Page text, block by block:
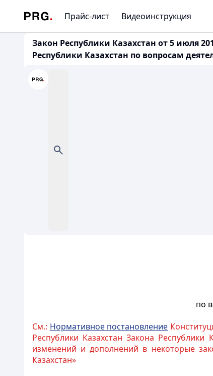
Прайс-лист Видеоинструкция
Закон Республики Казахстан от 5 июля
Республики Казахстан по вопросам
по
См.: Нормативное постановление
Республики Казахстан Закона
изменений и дополнений в некоторые
Казахстан»